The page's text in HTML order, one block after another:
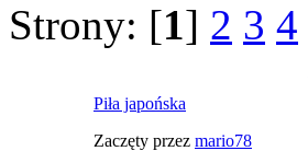
Strony: [1] 2 3 4
Piła japońska
Zaczęty przez mario78